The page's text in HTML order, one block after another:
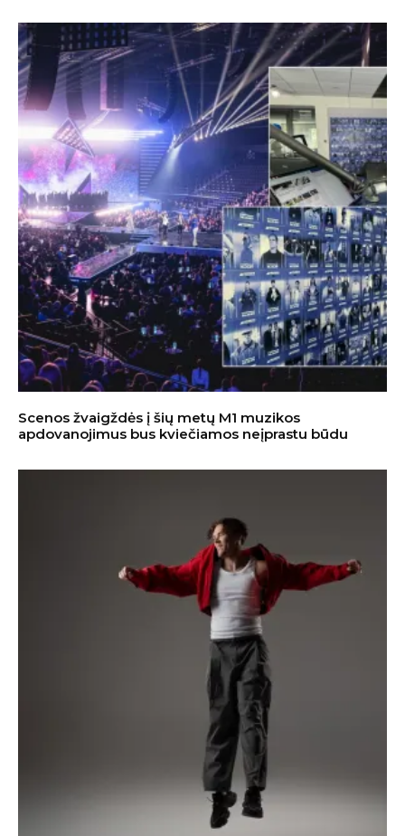
Scenos žvaigždės į šių metų M1 muzikos
apdovanojimus bus kviečiamos neįprastu būdu